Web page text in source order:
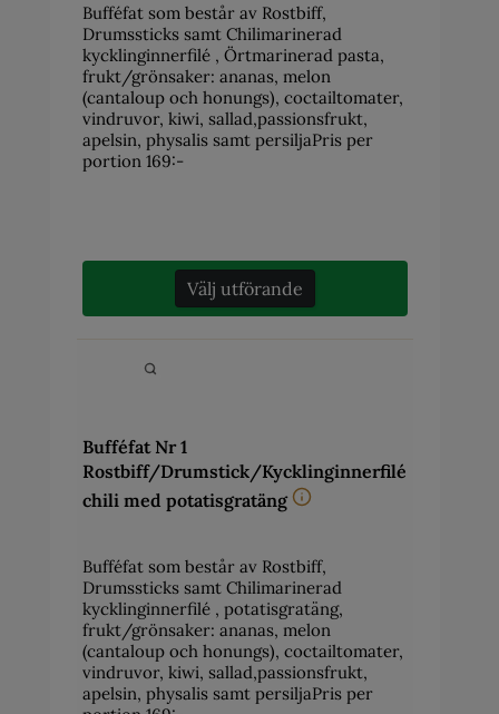
Bufféfat som består av Rostbiff,
Drumssticks samt Chilimarinerad
kycklinginnerfilé , Örtmarinerad pasta,
frukt/grönsaker: ananas, melon
(cantaloup och honungs), coctailtomater,
vindruvor, kiwi, sallad,passionsfrukt,
apelsin, physalis samt persiljaPris per
portion 169:-
Välj utförande
Bufféfat Nr 1
Rostbiff/Drumstick/Kycklinginnerfilé
chili med potatisgratäng
Bufféfat som består av Rostbiff,
Drumssticks samt Chilimarinerad
kycklinginnerfilé , potatisgratäng,
frukt/grönsaker: ananas, melon
(cantaloup och honungs), coctailtomater,
vindruvor, kiwi, sallad,passionsfrukt,
apelsin, physalis samt persiljaPris per